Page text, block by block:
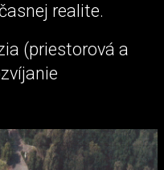
realite.
(priestorová a